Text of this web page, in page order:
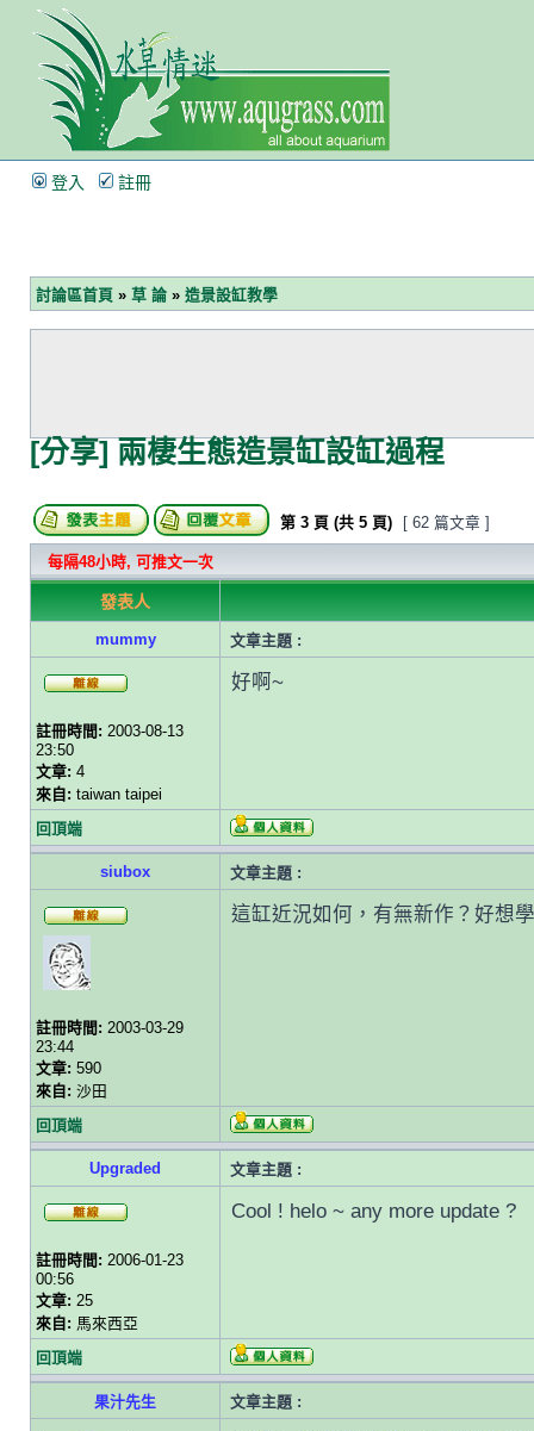
登入 註冊
討論區首頁 » 草 論 » 造景設缸教學
[分享] 兩棲生態造景缸設缸過程
第 3 頁 (共 5 頁) [ 62 篇文章 ]
每隔48小時, 可推文一次
發表人
mummy 文章主題 :
註冊時間: 2003-08-13
23:50
文章: 4
來自: taiwan taipei
好啊~
回頂端
siubox 文章主題 :
註冊時間: 2003-03-29
23:44
文章: 590
來自: 沙田
這缸近況如何，有無新作？好想
回頂端
Upgraded 文章主題 :
註冊時間: 2006-01-23
00:56
文章: 25
來自: 馬來西亞
Cool ! helo ~ any more update ?
回頂端
果汁先生 文章主題 :